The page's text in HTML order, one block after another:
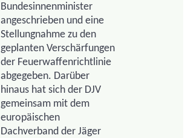
Bundesinnenminister
angeschrieben und eine
Stellungnahme zu den
geplanten Verschärfungen
der Feuerwaffenrichtlinie
abgegeben. Darüber
hinaus hat sich der DJV
gemeinsam mit dem
europäischen
Dachverband der Jäger